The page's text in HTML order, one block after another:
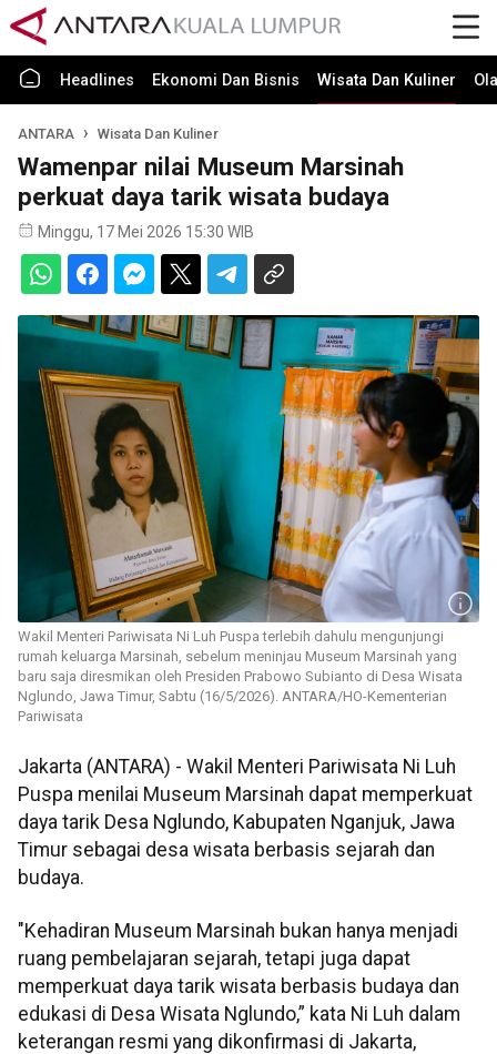
Headlines Ekonomi Dan Bisnis Wisata Dan Kuliner
ANTARA Wisata Dan Kuliner
Wamenpar nilai Museum Marsinah
perkuat daya tarik wisata budaya
Minggu, 17 Mei 2026 15:30 WIB
Wakil Menteri Pariwisata Ni Luh Puspa terlebih dahulu mengunjungi
rumah keluarga Marsinah, sebelum meninjau Museum Marsinah yang
baru saja diresmikan oleh Presiden Prabowo Subianto di Desa Wisata
Nglundo, Jawa Timur, Sabtu (16/5/2026). ANTARA/HO-Kementerian
Pariwisata
Jakarta (ANTARA) - Wakil Menteri Pariwisata Ni Luh
Puspa menilai Museum Marsinah dapat memperkuat
daya tarik Desa Nglundo, Kabupaten Nganjuk, Jawa
Timur sebagai desa wisata berbasis sejarah dan
budaya.
"Kehadiran Museum Marsinah bukan hanya menjadi
ruang pembelajaran sejarah, tetapi juga dapat
memperkuat daya tarik wisata berbasis budaya dan
edukasi di Desa Wisata Nglundo,” kata Ni Luh dalam
keterangan resmi yang dikonfirmasi di Jakarta,